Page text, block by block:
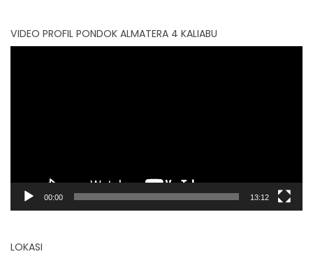
VIDEO PROFIL PONDOK ALMATERA 4 KALIABU
00:00 13:12
LOKASI